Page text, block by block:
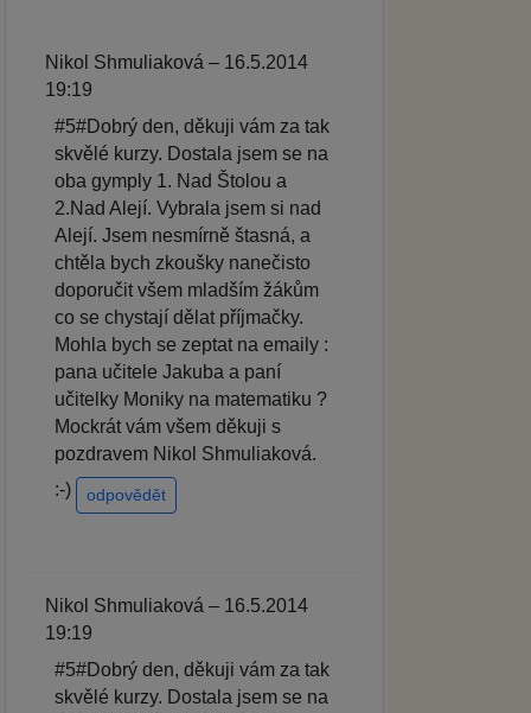
Nikol Shmuliaková – 16.5.2014
19:19
#5#Dobrý den, děkuji vám za tak
skvělé kurzy. Dostala jsem se na
oba gymply 1. Nad Štolou a
2.Nad Alejí. Vybrala jsem si nad
Alejí. Jsem nesmírně štasná, a
chtěla bych zkoušky nanečisto
doporučit všem mladším žákům
co se chystají dělat příjmačky.
Mohla bych se zeptat na emaily :
pana učitele Jakuba a paní
učitelky Moniky na matematiku ?
Mockrát vám všem děkuji s
pozdravem Nikol Shmuliaková.
:-)
odpovědět
Nikol Shmuliaková – 16.5.2014
19:19
#5#Dobrý den, děkuji vám za tak
skvělé kurzy. Dostala jsem se na